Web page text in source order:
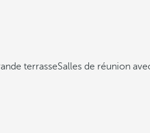
terrasseSalles de réunion